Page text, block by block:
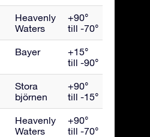
Heavenly
Waters
+90°
till -70°
Bayer
+15°
till -90°
Stora
björnen
+90°
till -15°
Heavenly
Waters
+90°
till -70°